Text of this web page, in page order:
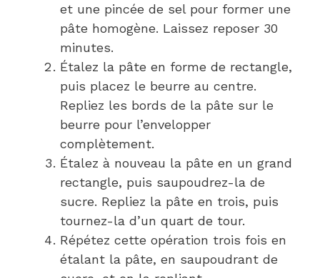
et une pincée de sel pour former une
pâte homogène. Laissez reposer 30
minutes.
Étalez la pâte en forme de rectangle,
puis placez le beurre au centre.
Repliez les bords de la pâte sur le
beurre pour l’envelopper
complètement.
Étalez à nouveau la pâte en un grand
rectangle, puis saupoudrez-la de
sucre. Repliez la pâte en trois, puis
tournez-la d’un quart de tour.
Répétez cette opération trois fois en
étalant la pâte, en saupoudrant de